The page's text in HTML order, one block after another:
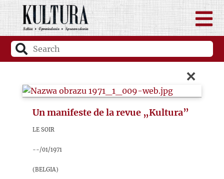
×
Un manifeste de la revue „Kultura”
Le Soir
--/01/1971
(Belgia)